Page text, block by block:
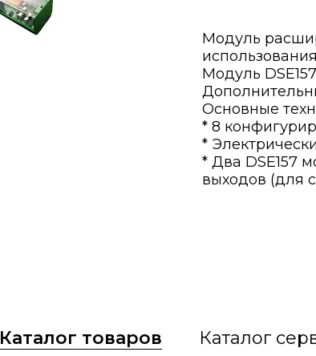
Модуль
Модуль
Основные
* 8
*
* Два DSE157
выходов (для
Каталог товаров Каталог